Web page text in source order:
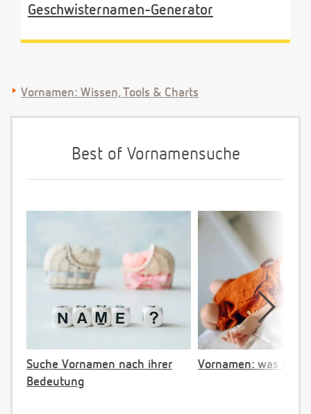
Geschwisternamen-Generator
Vornamen: Wissen, Tools & Charts
Best of Vornamensuche
Suche Vornamen nach ihrer
Bedeutung
Vornamen: was ist